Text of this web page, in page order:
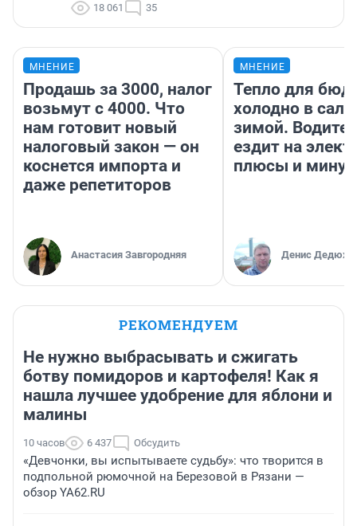
18 061 35
МНЕНИЕ
Продашь за 3000, налог
возьмут с 4000. Что
нам готовит новый
налоговый закон — он
коснется импорта и
даже репетиторов
Анастасия Завгородняя
МНЕНИЕ
Тепло для
холодно в
зимой.
ездит на
плюсы и
Денис
РЕКОМЕНДУЕМ
Не нужно выбрасывать и сжигать
ботву помидоров и картофеля! Как я
нашла лучшее удобрение для яблони и
малины
10 часов 6 437 Обсудить
«Девчонки, вы испытываете судьбу»: что творится в
подпольной рюмочной на Березовой в Рязани —
обзор YA62.RU